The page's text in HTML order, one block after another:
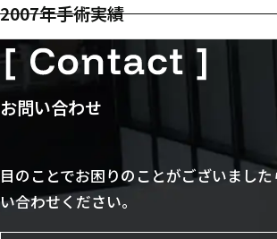
2007年手術実績
お問い合わせ
目のことでお困りのことがございまし
い合わせください。